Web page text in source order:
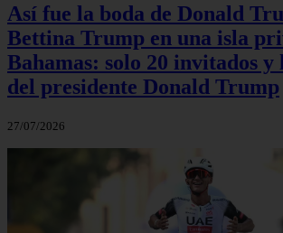
Así fue la boda de Donald
Bettina Trump en una isla
Bahamas: solo 20 invitados y
del presidente Donald Trump
27/07/2026